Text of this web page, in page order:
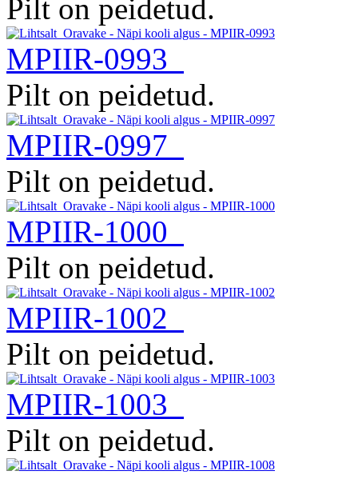
Pilt on peidetud.
MPIIR-0993
Pilt on peidetud.
MPIIR-0997
Pilt on peidetud.
MPIIR-1000
Pilt on peidetud.
MPIIR-1002
Pilt on peidetud.
MPIIR-1003
Pilt on peidetud.